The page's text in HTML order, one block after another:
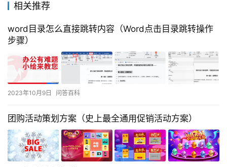
相关推荐
word目录怎么直接跳转内容（Word点击目录跳转操作
步骤）
2023年10月9日 问答百科
团购活动策划方案（史上最全通用促销活动方案）